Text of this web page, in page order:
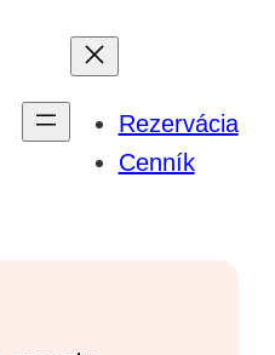
Rezervácia
Cenník